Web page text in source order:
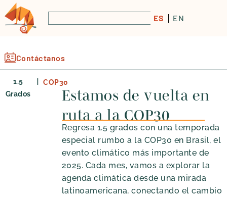
ES EN
Contáctanos
1.5
Grados
| COP30
Estamos de vuelta en
ruta a la COP30
Regresa 1.5 grados con una temporada
especial rumbo a la COP30 en Brasil, el
evento climático más importante de
2025. Cada mes, vamos a explorar la
agenda climática desde una mirada
latinoamericana, conectando el cambio